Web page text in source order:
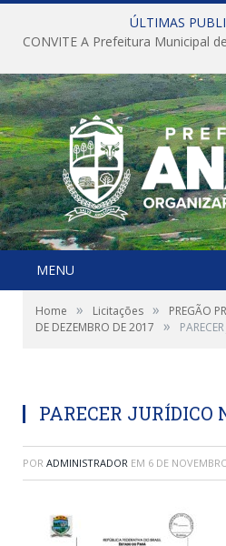
ÚLTIMAS
MENU
Home » Licitações »
PREGÃO
DE DEZEMBRO DE 2017
»
PARECER JURÍDICO
POR ADMINISTRADOR EM 6 DE